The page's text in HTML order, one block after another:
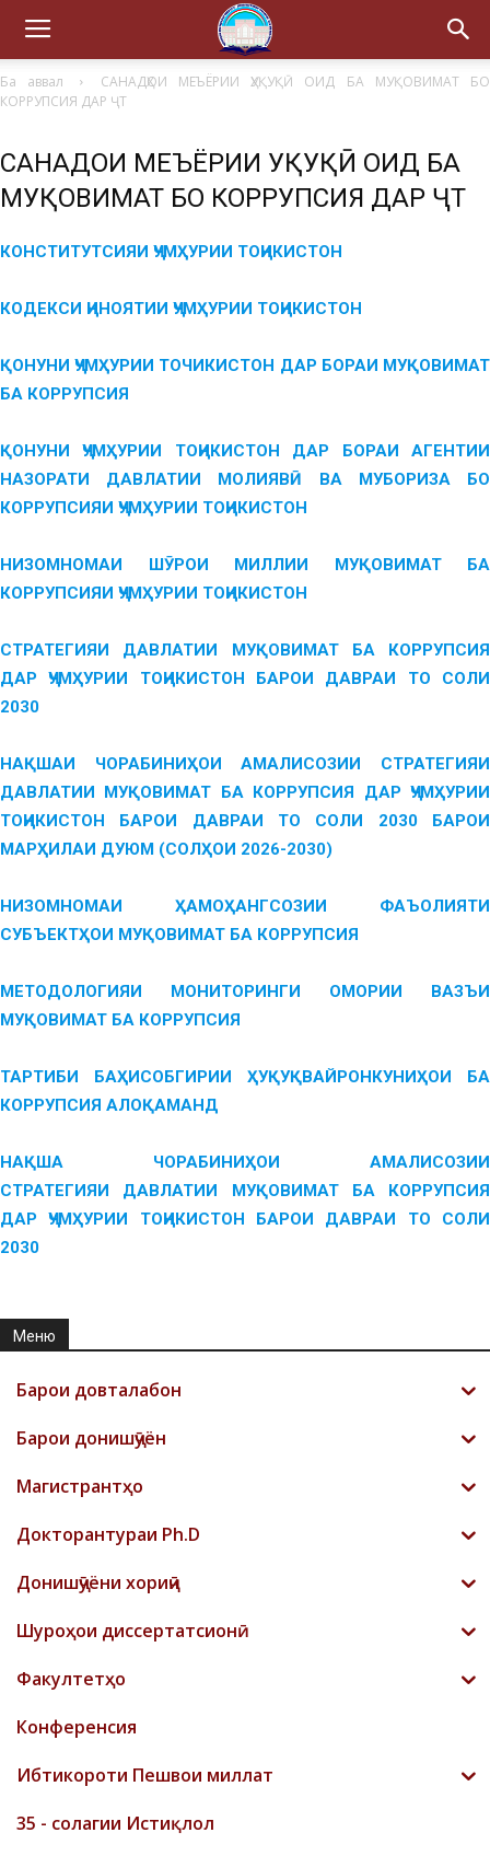
Ба аввал
САНАДҲОИ МЕЪЁРИИ ҲУҚУҚӢ ОИД БА МУҚОВИМАТ БО
КОРРУПСИЯ ДАР ҶТ
САНАДҲОИ МЕЪЁРИИ ҲУҚУҚӢ ОИД БА
МУҚОВИМАТ БО КОРРУПСИЯ ДАР ҶТ
КОНСТИТУТСИЯИ ҶУМҲУРИИ ТОҶИКИСТОН
КОДЕКСИ ҶИНОЯТИИ ҶУМҲУРИИ ТОҶИКИСТОН
ҚОНУНИ ҶУМҲУРИИ ТОЧИКИСТОН ДАР БОРАИ МУҚОВИМАТ
БА КОРРУПСИЯ
ҚОНУНИ ҶУМҲУРИИ ТОҶИКИСТОН
ДАР БОРАИ АГЕНТИИ
НАЗОРАТИ ДАВЛАТИИ МОЛИЯВӢ ВА МУБОРИЗА БО
КОРРУПСИЯИ ҶУМҲУРИИ ТОҶИКИСТОН
НИЗОМНОМАИ ШӮРОИ МИЛЛИИ МУҚОВИМАТ БА
КОРРУПСИЯИ ҶУМҲУРИИ ТОҶИКИСТОН
СТРАТЕГИЯИ ДАВЛАТИИ МУҚОВИМАТ БА КОРРУПСИЯ
ДАР ҶУМҲУРИИ ТОҶИКИСТОН БАРОИ ДАВРАИ ТО СОЛИ
2030
НАҚШАИ ЧОРАБИНИҲОИ АМАЛИСОЗИИ СТРАТЕГИЯИ
ДАВЛАТИИ МУҚОВИМАТ БА КОРРУПСИЯ ДАР ҶУМҲУРИИ
ТОҶИКИСТОН БАРОИ ДАВРАИ ТО СОЛИ 2030 БАРОИ
МАРҲИЛАИ ДУЮМ (СОЛҲОИ 2026-2030)
НИЗОМНОМАИ ҲАМОҲАНГСОЗИИ ФАЪОЛИЯТИ
СУБЪЕКТҲОИ МУҚОВИМАТ БА КОРРУПСИЯ
МЕТОДОЛОГИЯИ МОНИТОРИНГИ ОМОРИИ ВАЗЪИ
МУҚОВИМАТ БА КОРРУПСИЯ
ТАРТИБИ БАҲИСОБГИРИИ ҲУҚУҚВАЙРОНКУНИҲОИ БА
КОРРУПСИЯ АЛОҚАМАНД
НАҚША ЧОРАБИНИҲОИ АМАЛИСОЗИИ
СТРАТЕГИЯИ ДАВЛАТИИ МУҚОВИМАТ БА КОРРУПСИЯ
ДАР ҶУМҲУРИИ ТОҶИКИСТОН БАРОИ ДАВРАИ ТО СОЛИ
2030
Меню
Барои довталабон
Барои донишҷӯён
Магистрантҳо
Докторантураи Ph.D
Донишҷӯёни хориҷӣ
Шyроҳои диссертатсионӣ
Факултетҳо
Конференсия
Ибтикороти Пешвои миллат
35 - солагии Истиқлол